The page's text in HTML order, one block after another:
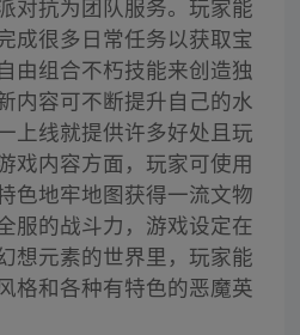
对抗为团队服务。玩家能
成很多日常任务以获取宝
由组合不朽技能来创造独
内容可不断提升自己的水
上线就提供许多好处且玩
戏内容方面，玩家可使用
色地牢地图获得一流文物
服的战斗力，游戏设定在
想元素的世界里，玩家能
格和各种有特色的恶魔英